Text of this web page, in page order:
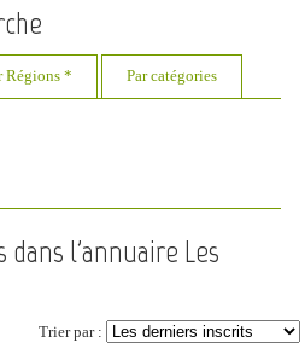
Régions * Par catégories
dans l'annuaire Les
Trier par :